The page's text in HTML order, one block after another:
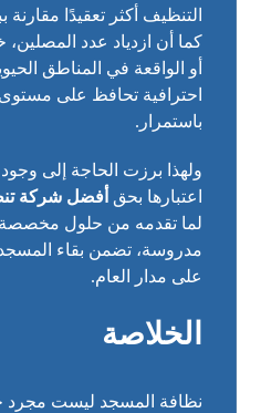
التنظيف أكثر تعقيدًا
كما أن ازدياد عدد
أو الواقعة في المناطق
احترافية تحافظ على
باستمرار.
ولهذا برزت الحاجة إلى
اعتبارها بحق أفضل شركة
لما تقدمه من حلول
مدروسة، تضمن بقاء المسجد
على مدار العام.
الخلاصة
نظافة المسجد ليست مجرد